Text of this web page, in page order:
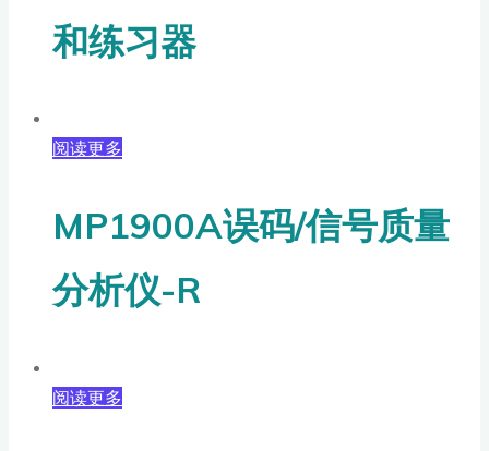
和练习器
阅读更多
MP1900A误码/信号质量
分析仪-R
阅读更多